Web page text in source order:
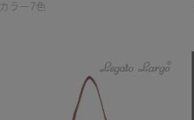
カラー7色